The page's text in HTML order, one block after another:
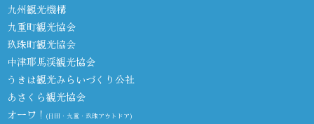
九州観光機構
九重町観光協会
玖珠町観光協会
中津耶馬渓観光協会
うきは観光みらいづくり公社
あさくら観光協会
オーワ！ (日田・九重・玖珠アウトドア)